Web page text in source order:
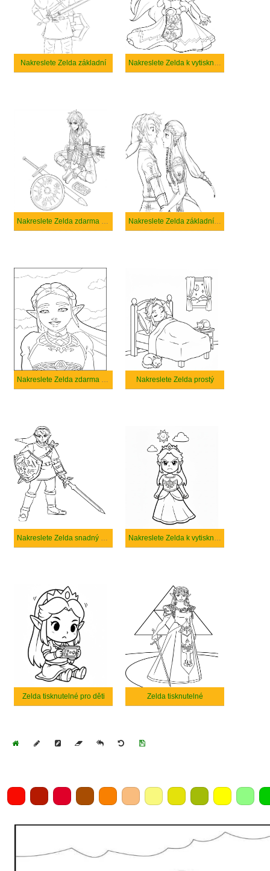
Nakreslete Zelda základní Nakreslete Zelda k vytisknutí zdarma
Nakreslete Zelda zdarma základní Nakreslete Zelda základní tisknutelné
Nakreslete Zelda zdarma snadný tisknutelné Nakreslete Zelda prostý
Nakreslete Zelda snadný u dětí Nakreslete Zelda k vytisknutí
Zelda tisknutelné pro děti Zelda tisknutelné